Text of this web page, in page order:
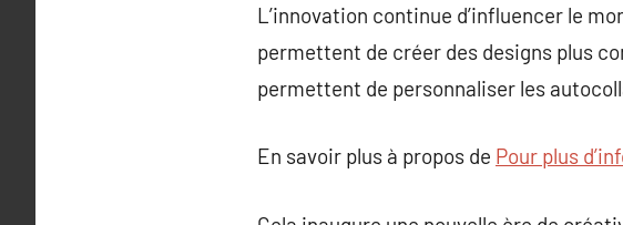
L’innovation continue d’influencer le
permettent de créer des designs plus
permettent de personnaliser les
En savoir plus à propos de Pour plus